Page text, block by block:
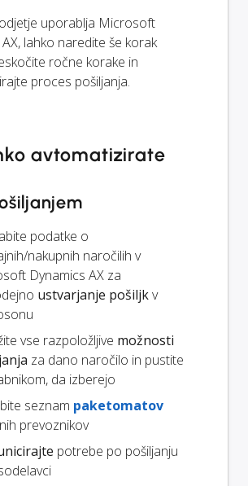
uporablja Microsoft
lahko naredite še korak
ročne korake in
proces pošiljanja.
avtomatizirate
podatke o
nakupnih naročilih v
Dynamics AX za
ustvarjanje pošiljkv
vse razpoložljive možnosti
za dano naročilo in pustite
da izberejo
seznam paketomatov
prevoznikov
potrebe po pošiljanju